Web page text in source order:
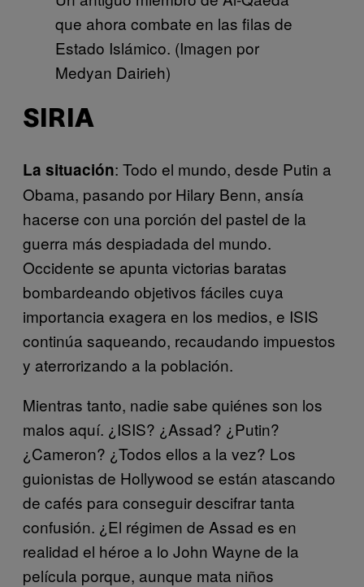
que ahora combate en las filas de
Estado Islámico. (Imagen por
Medyan Dairieh)
SIRIA
La situación: Todo el mundo, desde Putin a
Obama, pasando por Hilary Benn, ansía
hacerse con una porción del pastel de la
guerra más despiadada del mundo.
Occidente se apunta victorias baratas
bombardeando objetivos fáciles cuya
importancia exagera en los medios, e ISIS
continúa saqueando, recaudando impuestos
y aterrorizando a la población.
Mientras tanto, nadie sabe quiénes son los
malos aquí. ¿ISIS? ¿Assad? ¿Putin?
¿Cameron? ¿Todos ellos a la vez? Los
guionistas de Hollywood se están atascando
de cafés para conseguir descifrar tanta
confusión. ¿El régimen de Assad es en
realidad el héroe a lo John Wayne de la
película porque, aunque mata niños